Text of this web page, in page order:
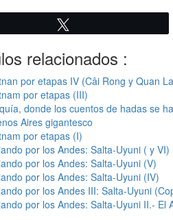
relacionados :
por etapas IV (Câi Rong y Quan
por etapas (III)
donde los cuentos de hadas se
Aires gigantesco
por etapas (I)
por los Andes: Salta-Uyuni ( y VI)
por los Andes: Salta-Uyuni (V)
por los Andes: Salta-Uyuni (IV)
por los Andes III: Salta-Uyuni
por los Andes: Salta-Uyuni II.- El